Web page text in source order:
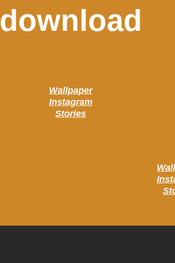
download
Wallpaper
Instagram
Stories